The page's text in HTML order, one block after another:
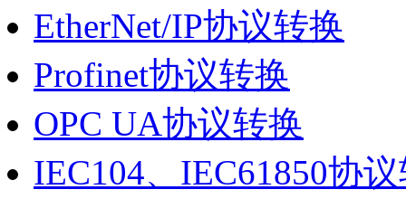
EtherNet/IP协议转换
Profinet协议转换
OPC UA协议转换
IEC104、IEC61850协